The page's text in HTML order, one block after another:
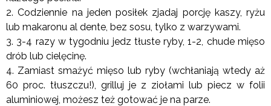
2. Codziennie na jeden posiłek zjadaj porcję kaszy, ryżu
lub makaronu al dente, bez sosu, tylko z warzywami.
3. 3-4 razy w tygodniu jedz tłuste ryby, 1-2, chude mięso
drób lub cielęcinę.
4. Zamiast smażyć mięso lub ryby (wchłaniają wtedy aż
60 proc. tłuszczu!), grilluj je z ziołami lub piecz w folii
aluminiowej, możesz też gotować je na parze.